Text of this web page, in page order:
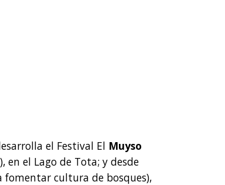
el Festival El Muyso
el Lago de Tota; y desde
fomentar cultura de bosques),